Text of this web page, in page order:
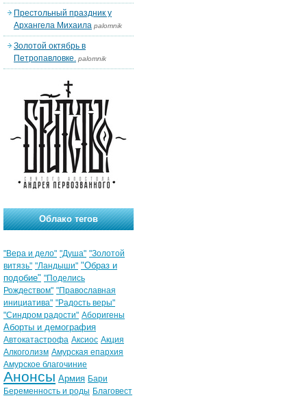
Престольный праздник у
Архангела Михаила palomnik
Золотой октябрь в
Петропавловке. palomnik
Облако тегов
"Вера и дело" "Душа" "Золотой
витязь" "Ландыши" "Образ и
подобие" "Поделись
Рождеством" "Православная
инициатива" "Радость веры"
"Синдром радости" Аборигены
Аборты и демография
Автокатастрофа Аксиос Акция
Алкоголизм Амурская епархия
Амурское благочиние
Анонсы Армия Бари
Беременность и роды Благовест